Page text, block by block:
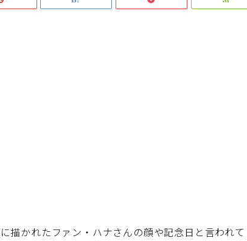
描かれたファン・ハナさんの顔や記念日と言われて